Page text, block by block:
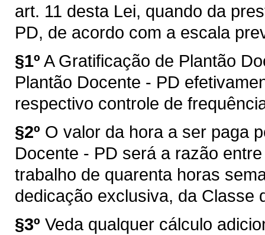
art. 11 desta Lei, quando da
PD, de acordo com a escala
§1º A Gratificação de Plantão
Plantão Docente - PD
respectivo controle de
§2º O valor da hora a ser paga
Docente - PD será a razão
trabalho de quarenta horas
dedicação exclusiva, da Classe
§3º Veda qualquer cálculo